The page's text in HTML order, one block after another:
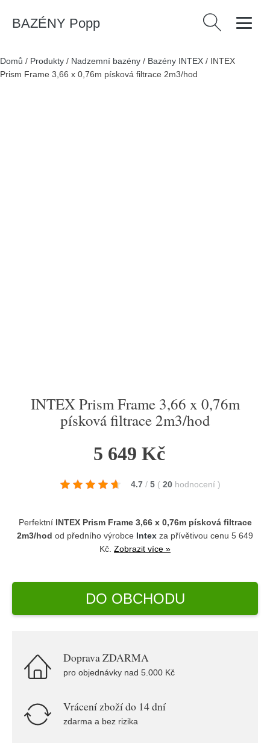
BAZÉNY Popp Vyhledávání
Domů / Produkty / Nadzemní bazény / Bazény INTEX / INTEX
Prism Frame 3,66 x 0,76m písková filtrace 2m3/hod
INTEX Prism Frame 3,66 x 0,76m
písková filtrace 2m3/hod
5 649 Kč
4.7 / 5 ( 20 hodnocení )
Perfektní INTEX Prism Frame 3,66 x 0,76m písková filtrace
2m3/hod od předního výrobce Intex za přívětivou cenu 5 649
Kč. Zobrazit více »
DO OBCHODU
Doprava ZDARMA
pro objednávky nad 5.000 Kč
Vrácení zboží do 14 dní
zdarma a bez rizika